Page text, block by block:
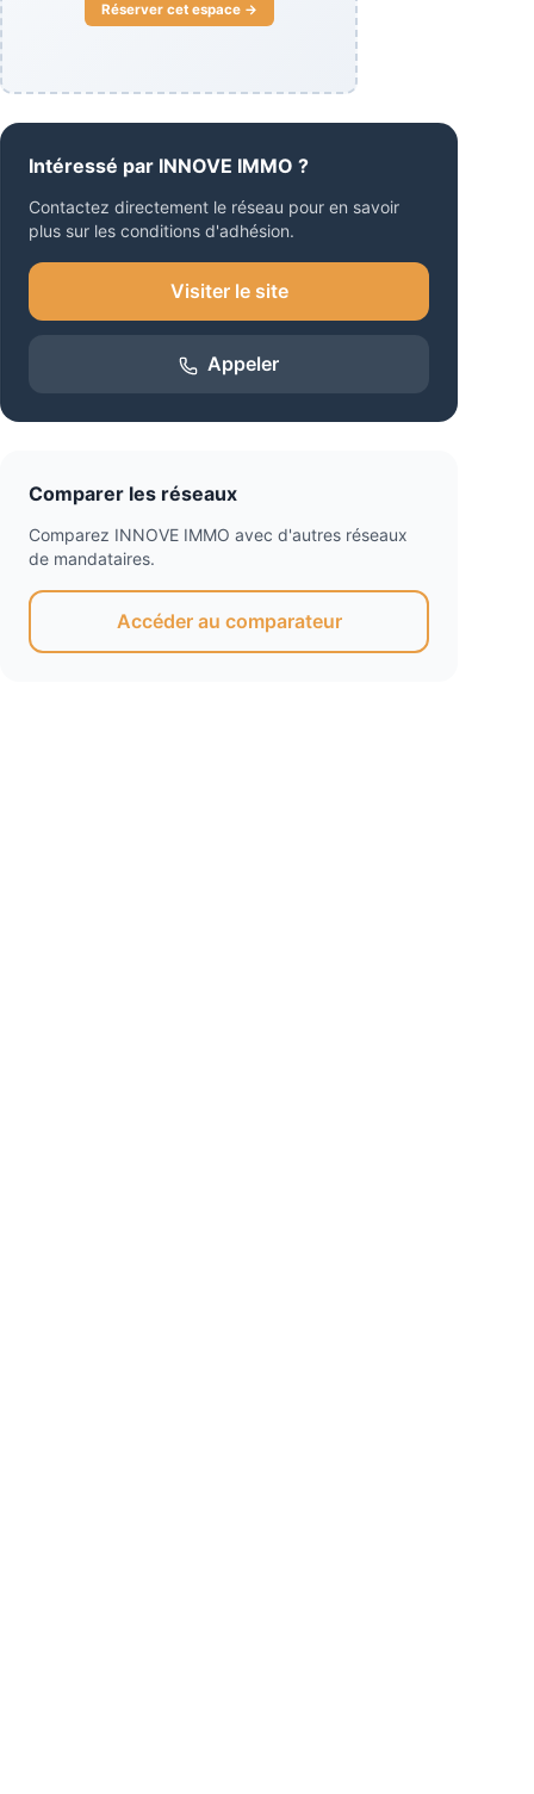
Réserver cet espace →
Intéressé par INNOVE IMMO ?
Contactez directement le réseau pour en savoir
plus sur les conditions d'adhésion.
Visiter le site
Appeler
Comparer les réseaux
Comparez INNOVE IMMO avec d'autres réseaux
de mandataires.
Accéder au comparateur